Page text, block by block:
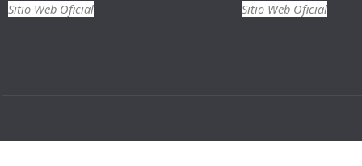
Sitio Web Oficial
Sitio Web Oficial